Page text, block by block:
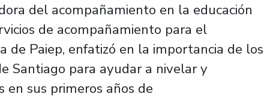
del acompañamiento en la educación
de acompañamiento para el
de Paiep, enfatizó en la importancia de los
Santiago para ayudar a nivelar y
sus primeros años de